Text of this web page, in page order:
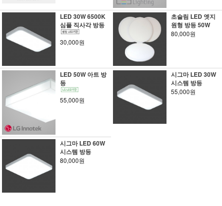
LED 30W 6500K
심플 직사각 방등
30,000원
초슬림 LED 엣지
원형 방등 50W
80,000원
LED 50W 아트 방
등
55,000원
시그마 LED 30W
시스템 방등
55,000원
시그마 LED 60W
시스템 방등
80,000원